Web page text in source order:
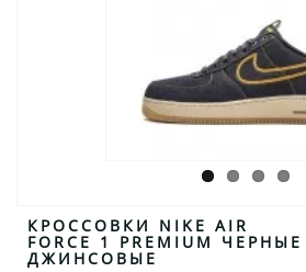
КРОССОВКИ NIKE AIR
FORCE 1 PREMIUM ЧЕРНЫЕ
ДЖИНСОВЫЕ